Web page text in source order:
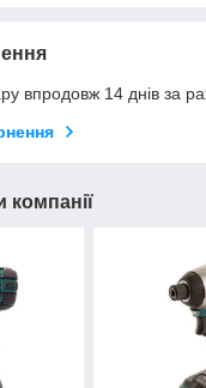
впродовж 14 днів за
компанії